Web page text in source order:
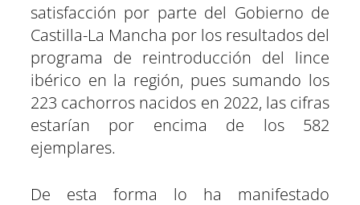
e
n
) e
n
e
n
e
n
e
n
e
n
satisfacción por parte del Gobierno de
Castilla-La Mancha por los resultados del
programa de reintroducción del lince
ibérico en la región, pues sumando los
223 cachorros nacidos en 2022, las cifras
estarían por encima de los 582
ejemplares.
De esta forma lo ha manifestado